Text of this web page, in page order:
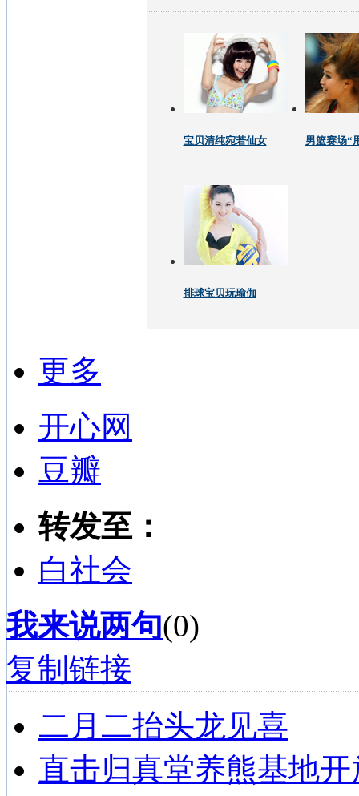
宝贝清纯宛若仙女 男篮赛场“
排球宝贝玩瑜伽
更多
开心网
豆瓣
转发至：
白社会
我来说两句(0)
复制链接
二月二抬头龙见喜
直击归真堂养熊基地开